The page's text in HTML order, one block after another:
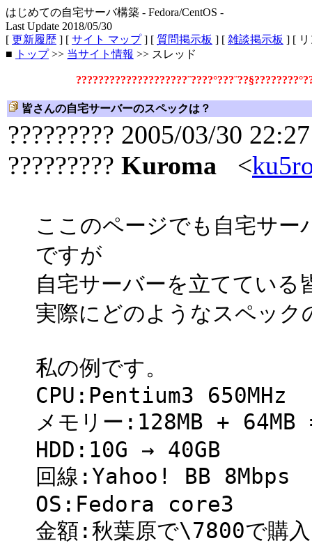
はじめての自宅サーバ構築 - Fedora/CentOS -
Last Update 2018/05/30
[ 更新履歴 ] [ サイト マップ] [ 質問掲示板 ] [ 雑談掲示板 ] [
■
トップ>> 当サイト情報 >> スレッド
皆さんの自宅サーバーのスペックは？
????????? 2005/03/30 22:27
????????? Kuroma <
ここのページでも自宅サ
ですが
自宅サーバーを立てている
実際にどのようなスペッ
私の例です。
CPU:Pentium3 650MHz
メモリー:128MB + 64MB
HDD:10G → 40GB
回線:Yahoo! BB 8Mbps
OS:Fedora core3
金額:秋葉原で\7800で購